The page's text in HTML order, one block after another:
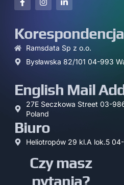
Ramsdata Sp z o.o.
Bysławska 82/101 04-993
English Mail
27E Seczkowa Street 03-
Poland
Biuro
Heliotropów 29 kl.A lok.5
Czy masz
pytania?